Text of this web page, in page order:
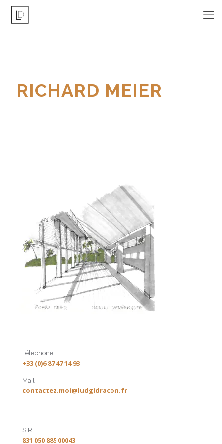
RICHARD MEIER
Télephone
+33 (0)6 87 47 14 93
Mail
contactez.moi@ludgidracon.fr
SIRET
831 050 885 00043